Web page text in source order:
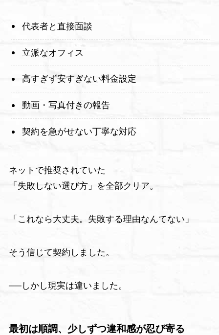
代表者と直接面談
立派なオフィス
高すぎず安すぎない料金設定
動画・写真付きの報告
契約を急がせない丁寧な対応
ネットで推奨されていた
「失敗しない選び方」を全部クリア。
「これなら大丈夫。失敗する理由なんてない」
そう信じて契約しました。
──しかし現実は違いました。
最初は順調、少しずつ違和感が忍び寄る